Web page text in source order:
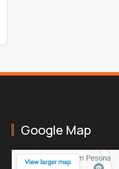
Google Map